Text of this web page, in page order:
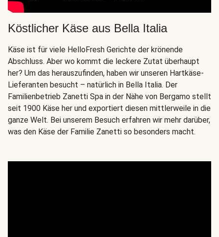
Köstlicher Käse aus Bella Italia
Käse ist für viele HelloFresh Gerichte der krönende
Abschluss. Aber wo kommt die leckere Zutat überhaupt
her? Um das herauszufinden, haben wir unseren Hartkäse-
Lieferanten besucht – natürlich in Bella Italia. Der
Familienbetrieb Zanetti Spa in der Nähe von Bergamo stellt
seit 1900 Käse her und exportiert diesen mittlerweile in die
ganze Welt. Bei unserem Besuch erfahren wir mehr darüber,
was den Käse der Familie Zanetti so besonders macht.